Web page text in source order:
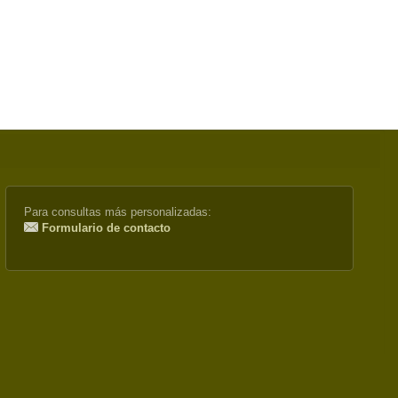
Para consultas más personalizadas:
Formulario de contacto